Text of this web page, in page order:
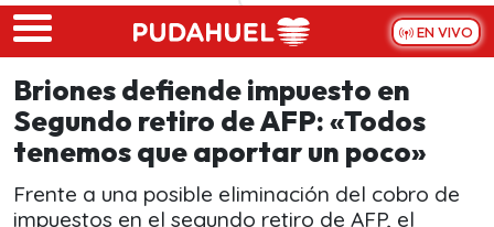
Skip to main content
EN VIVO
Briones defiende impuesto en
Segundo retiro de AFP: «Todos
tenemos que aportar un poco»
Frente a una posible eliminación del cobro de
impuestos en el segundo retiro de AFP, el